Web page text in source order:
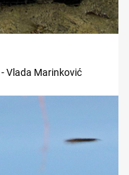
- Vlada Marinković